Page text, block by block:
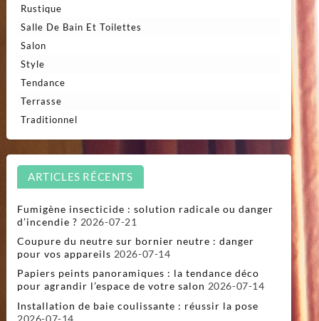
Rustique
Salle De Bain Et Toilettes
Salon
Style
Tendance
Terrasse
Traditionnel
ARTICLES RÉCENTS
Fumigène insecticide : solution radicale ou danger
d’incendie ? 2026-07-21
Coupure du neutre sur bornier neutre : danger
pour vos appareils 2026-07-14
Papiers peints panoramiques : la tendance déco
pour agrandir l’espace de votre salon 2026-07-14
Installation de baie coulissante : réussir la pose
2026-07-14